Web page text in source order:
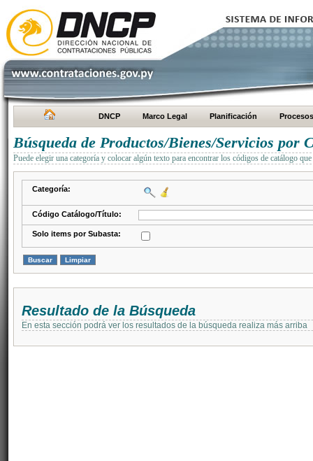
DNCP Marco Legal Planificación Procesos
Búsqueda de Productos/Bienes/Servicios por
Puede elegir una categoría y colocar algún texto para encontrar los códigos de catálogo
Categoría:
Código Catálogo/Título:
Solo items por Subasta:
Resultado de la Búsqueda
En esta sección podrá ver los resultados de la búsqueda realiza más arriba